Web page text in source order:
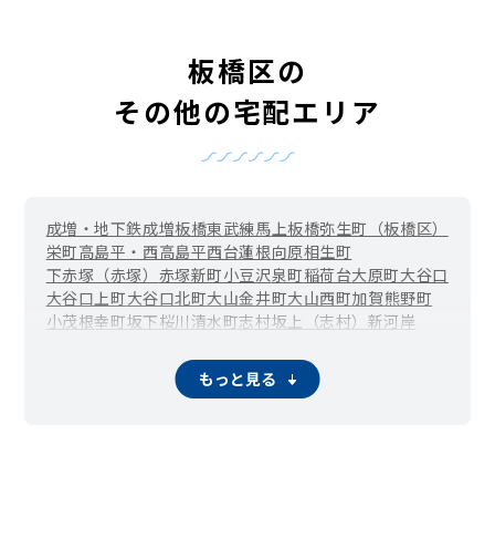
板橋区の
その他の宅配エリア
成増・地下鉄成増板橋東武練馬上板橋弥生町（板橋区）
栄町高島平・西高島平西台蓮根向原相生町
下赤塚（赤塚） 赤塚新町小豆沢泉町稲荷台大原町大谷口
大谷口上町大谷口北町大山金井町大山西町加賀熊野町
小茂根幸町坂下桜川清水町志村坂上（志村） 新河岸
氷川町 東坂下東山町
南常盤台宮本町四葉 若木
もっと見る